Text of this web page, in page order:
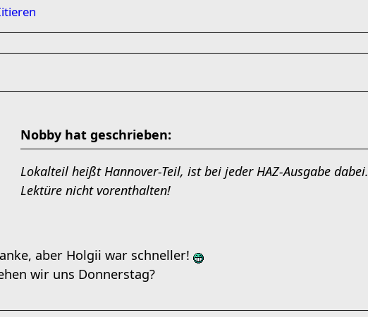
Nobby hat geschrieben:
Lokalteil heißt Hannover-Teil, ist bei jeder HAZ-Ausgabe dabei.
Lektüre nicht vorenthalten!
aber Holgii war schneller!
wir uns Donnerstag?